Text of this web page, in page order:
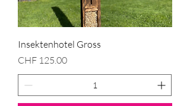
Insektenhotel Gross
Preis
CHF 125.00